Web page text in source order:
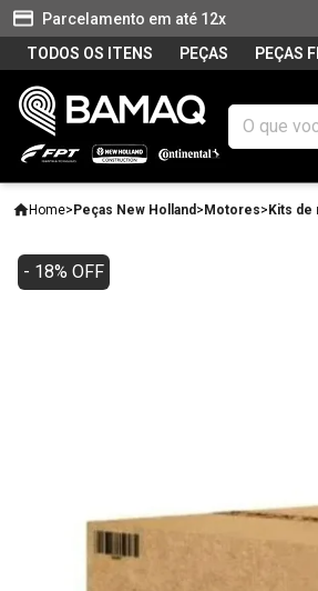
Parcelamento em até 12x
TODOS OS ITENS
PEÇAS PEÇAS
Home> Peças New Holland > Motores> Kits de
- 18% OFF